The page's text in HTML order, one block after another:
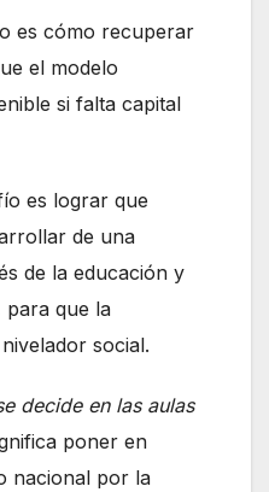
es cómo recuperar
el modelo
si falta capital
es lograr que
de una
de la educación y
que la
social.
decide en las aulas
poner en
nacional por la